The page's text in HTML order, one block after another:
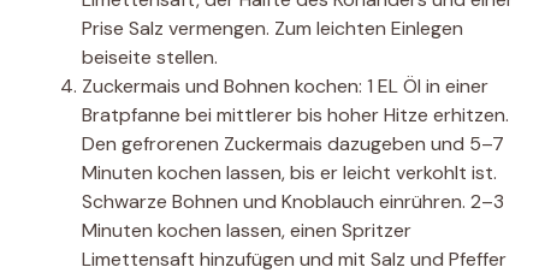
Prise Salz vermengen. Zum leichten Einlegen
beiseite stellen.
Zuckermais und Bohnen kochen: 1 EL Öl in einer
Bratpfanne bei mittlerer bis hoher Hitze erhitzen.
Den gefrorenen Zuckermais dazugeben und 5–7
Minuten kochen lassen, bis er leicht verkohlt ist.
Schwarze Bohnen und Knoblauch einrühren. 2–3
Minuten kochen lassen, einen Spritzer
Limettensaft hinzufügen und mit Salz und Pfeffer